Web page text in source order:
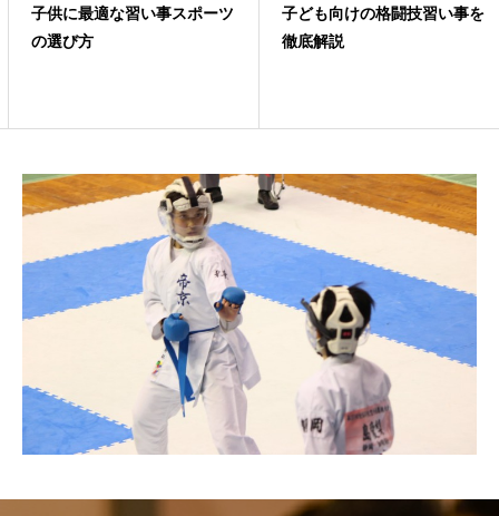
子供に最適な習い事スポーツ
の選び方
子ども向けの格闘技習い事を
徹底解説